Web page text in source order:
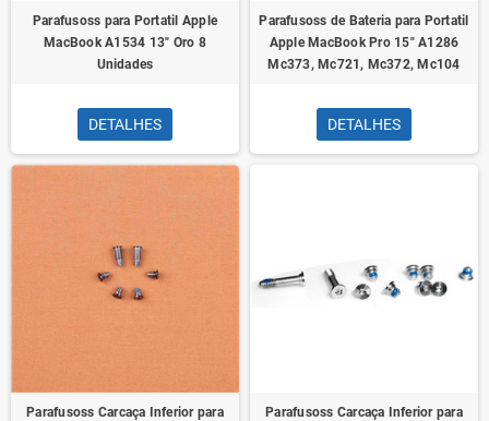
Parafusoss para Portatil Apple
MacBook A1534 13" Oro 8
Unidades
DETALHES
Parafusoss de Bateria para Portatil
Apple MacBook Pro 15" A1286
Mc373, Mc721, Mc372, Mc104
DETALHES
Parafusoss Carcaça Inferior para
Parafusoss Carcaça Inferior para